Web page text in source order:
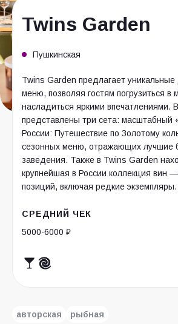
Twins Garden
Пушкинская
Twins Garden предлагает
меню, позволяя гостям погрузиться в
насладиться яркими впечатлениями.
представлены три сета: масштабный
России: Путешествие по Золотому
сезонных меню, отражающих лучшие
заведения. Также в Twins Garden
крупнейшая в России коллекция вин
позиций, включая редкие экземпляры.
СРЕДНИЙ ЧЕК
5000-6000 ₽
авторская рыбная